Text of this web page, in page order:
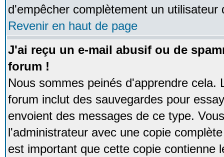
d'empêcher complètement un
Revenir en haut de page
J'ai reçu un e-mail abusif ou de
forum !
Nous sommes peinés d'apprendre cela.
forum inclut des sauvegardes pour
envoient des messages de ce type.
l'administrateur avec une copie
est important que cette copie contienne